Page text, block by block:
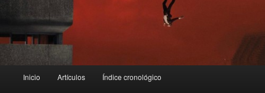
principal
Inicio Artículos Índice cronológico